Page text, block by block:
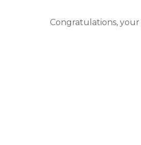
Congratulations,